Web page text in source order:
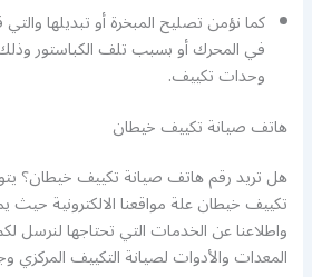
كما نؤمن تصليح المبخرة أو تبديلها
في المحرك أو بسبب تلف الكباستور
وحدات تكييف.
هاتف صيانة تكييف خيطان
هل تريد رقم هاتف صيانة تكييف خيطان؟
تكييف خيطان علة مواقعنا الالكترونية حيث
واطلاعنا عن الخدمات التي تحتاجها
المعدات والأدوات لصيانة التكييف المركزي